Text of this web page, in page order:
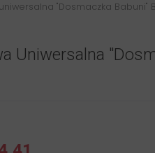
"Dosmaczka Babuni"
Uniwersalna